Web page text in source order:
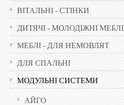
ВІТАЛЬНІ - СТІНКИ
ДИТЯЧІ - МОЛОДІЖНІ МЕБЛІ
МЕБЛІ - ДЛЯ НЕМОВЛЯТ
ДЛЯ СПАЛЬНІ
МОДУЛЬНІ СИСТЕМИ
АЙГО